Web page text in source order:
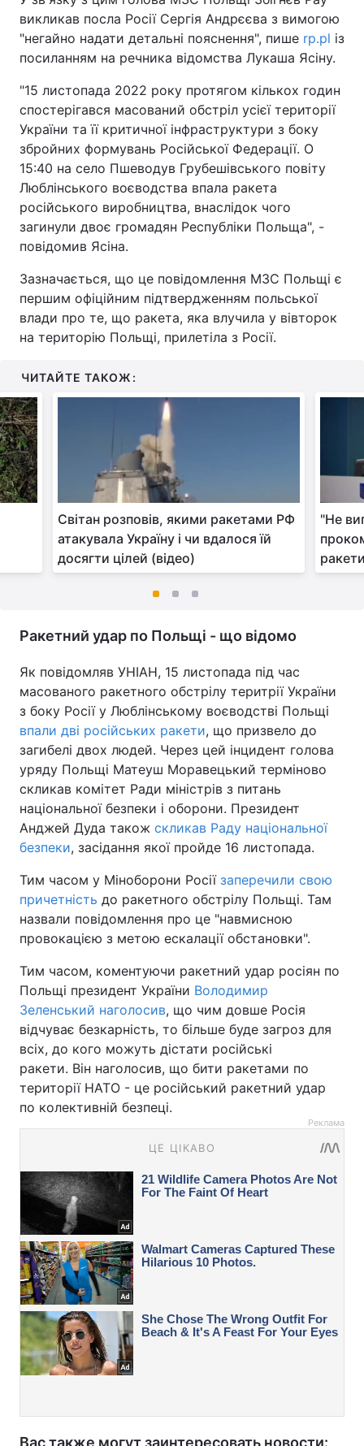
викликав посла Росії Сергія Андрєєва з вимогою
"негайно надати детальні пояснення", пише rp.pl із
посиланням на речника відомства Лукаша Ясіну.
"15 листопада 2022 року протягом кількох годин
спостерігався масований обстріл усієї території
України та її критичної інфраструктури з боку
збройних формувань Російської Федерації. О
15:40 на село Пшеводув Грубешівського повіту
Люблінського воєводства впала ракета
російського виробництва, внаслідок чого
загинули двоє громадян Республіки Польща", -
повідомив Ясіна.
Зазначається, що це повідомлення МЗС Польщі є
першим офіційним підтвердженням польської
влади про те, що ракета, яка влучила у вівторок
на територію Польщі, прилетіла з Росії.
ЧИТАЙТЕ ТАКОЖ:
Світан розповів, якими ракетами РФ
атакувала Україну і чи вдалося їй
досягти цілей (відео)
"Не
Ракетний удар по Польщі - що відомо
Як повідомляв УНІАН, 15 листопада під час
масованого ракетного обстрілу теритрії України
з боку Росії у Люблінському воєводстві Польщі
впали дві російських ракети, що призвело до
загибелі двох людей. Через цей інцидент голова
уряду Польщі Матеуш Моравецький терміново
скликав комітет Ради міністрів з питань
національної безпеки і оборони. Президент
Анджей Дуда також скликав Раду національної
безпеки, засідання якої пройде 16 листопада.
Тим часом у Міноборони Росії заперечили свою
причетність до ракетного обстрілу Польщі. Там
назвали повідомлення про це "навмисною
провокацією з метою ескалації обстановки".
Тим часом, коментуючи ракетний удар росіян по
Польщі президент України Володимир
Зеленський наголосив, що чим довше Росія
відчуває безкарність, то більше буде загроз для
всіх, до кого можуть дістати російські
ракети. Він наголосив, що бити ракетами по
території НАТО - це російський ракетний удар
по колективній безпеці.
Реклама
Вас также могут заинтересовать новости: